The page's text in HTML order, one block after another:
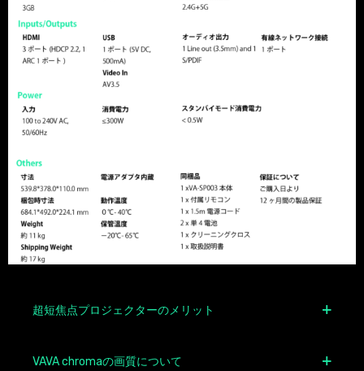
超短焦点プロジェクターのメリット
VAVA chromaの画質について